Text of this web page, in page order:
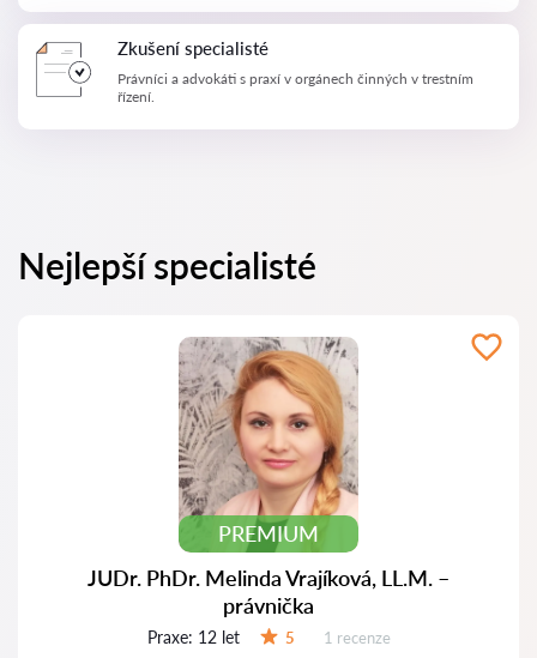
Zkušení specialisté
Právníci a advokáti s praxí v orgánech činných v trestním
řízení.
Nejlepší specialisté
PREMIUM
JUDr. PhDr. Melinda Vrajíková, LL.M. –
právnička
Praxe: 12 let 5 Recenzí:
1 recenze